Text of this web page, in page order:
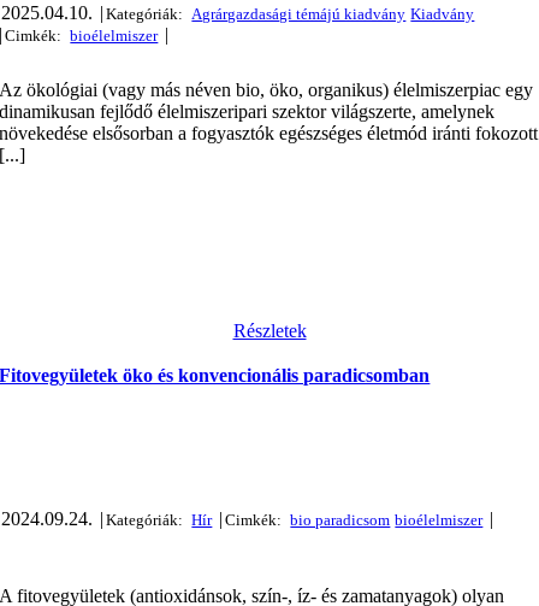
2025.04.10. |
|
|
Az ökológiai (vagy más néven bio, öko, organikus) élelmiszerpiac egy
dinamikusan fejlődő élelmiszeripari szektor világszerte, amelynek
növekedése elsősorban a fogyasztók egészséges életmód iránti fokozott
[...]
Részletek
Fitovegyületek öko és konvencionális paradicsomban
2024.09.24. | | |
A fitovegyületek (antioxidánsok, szín-, íz- és zamatanyagok) olyan